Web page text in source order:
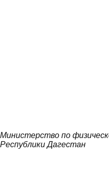
Министерство по
Республики Дагестан